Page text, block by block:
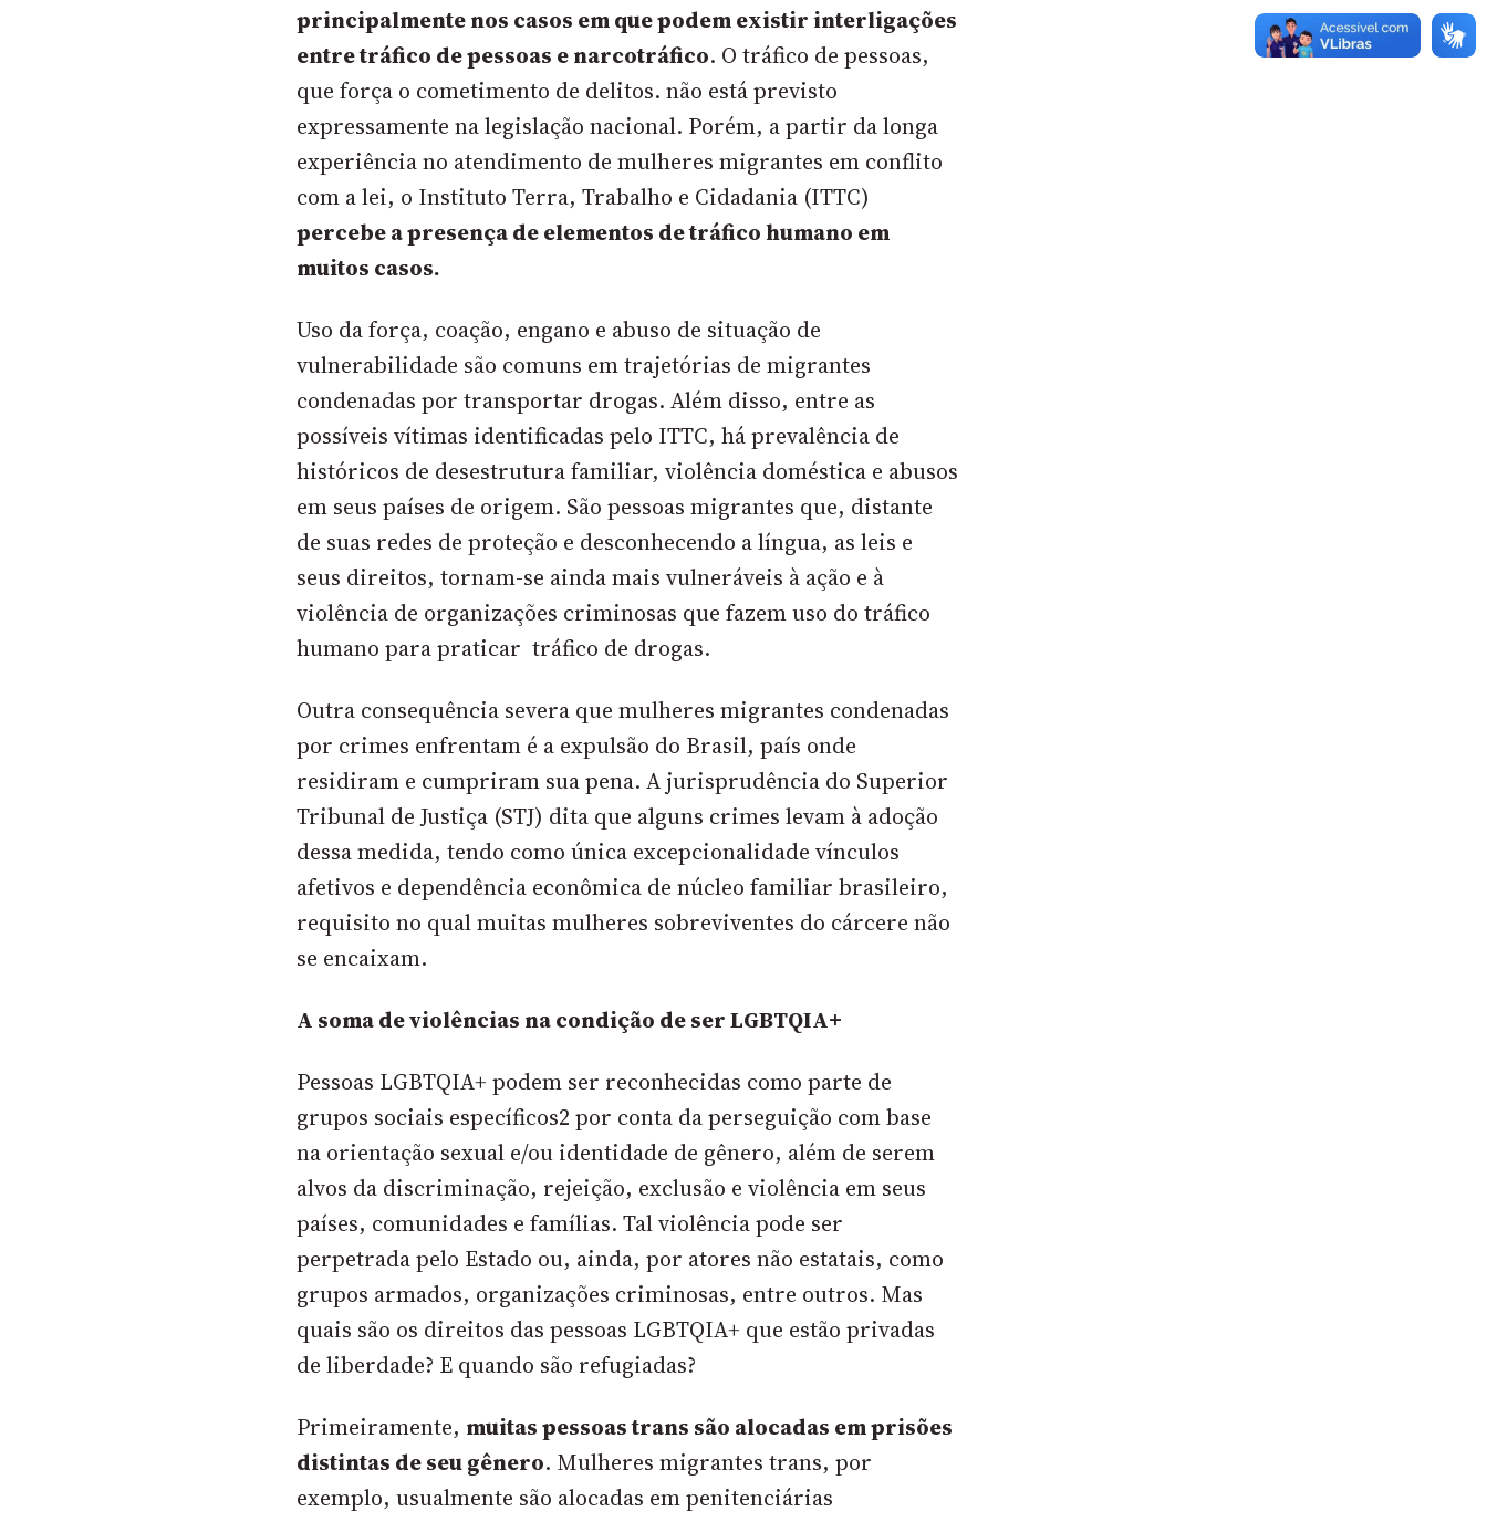
principalmente nos casos em que podem existir interligações
entre tráfico de pessoas e narcotráfico. O tráfico de pessoas,
que força o cometimento de delitos. não está previsto
expressamente na legislação nacional. Porém, a partir da longa
experiência no atendimento de mulheres migrantes em conflito
com a lei, o Instituto Terra, Trabalho e Cidadania (ITTC)
percebe a presença de elementos de tráfico humano em
muitos casos.
Uso da força, coação, engano e abuso de situação de
vulnerabilidade são comuns em trajetórias de migrantes
condenadas por transportar drogas. Além disso, entre as
possíveis vítimas identificadas pelo ITTC, há prevalência de
históricos de desestrutura familiar, violência doméstica e abusos
em seus países de origem. São pessoas migrantes que, distante
de suas redes de proteção e desconhecendo a língua, as leis e
seus direitos, tornam-se ainda mais vulneráveis à ação e à
violência de organizações criminosas que fazem uso do tráfico
humano para praticar tráfico de drogas.
Outra consequência severa que mulheres migrantes condenadas
por crimes enfrentam é a expulsão do Brasil, país onde
residiram e cumpriram sua pena. A jurisprudência do Superior
Tribunal de Justiça (STJ) dita que alguns crimes levam à adoção
dessa medida, tendo como única excepcionalidade vínculos
afetivos e dependência econômica de núcleo familiar brasileiro,
requisito no qual muitas mulheres sobreviventes do cárcere não
se encaixam.
A soma de violências na condição de ser LGBTQIA+
Pessoas LGBTQIA+ podem ser reconhecidas como parte de
grupos sociais específicos2 por conta da perseguição com base
na orientação sexual e/ou identidade de gênero, além de serem
alvos da discriminação, rejeição, exclusão e violência em seus
países, comunidades e famílias. Tal violência pode ser
perpetrada pelo Estado ou, ainda, por atores não estatais, como
grupos armados, organizações criminosas, entre outros. Mas
quais são os direitos das pessoas LGBTQIA+ que estão privadas
de liberdade? E quando são refugiadas?
Primeiramente, muitas pessoas trans são alocadas em prisões
distintas de seu gênero. Mulheres migrantes trans, por
exemplo, usualmente são alocadas em penitenciárias